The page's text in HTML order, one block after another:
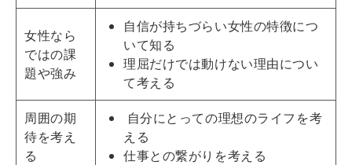
女性なら
ではの課
題や強み
自信が持ちづらい女性の特徴につ
いて知る
理屈だけでは動けない理由につい
て考える
周囲の期
待を考え
る
自分にとっての理想のライフを考
える
仕事との繋がりを考える